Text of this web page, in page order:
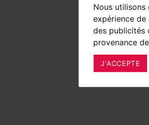
Nous
expérience
des publicités
provenance
J'ACCEPTE